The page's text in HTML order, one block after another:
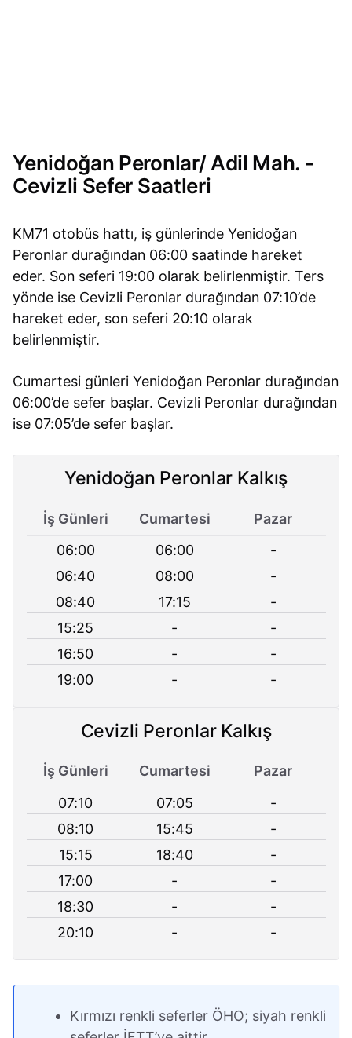
Yenidoğan Peronlar/ Adil Mah. -
Cevizli Sefer Saatleri
KM71 otobüs hattı, iş günlerinde Yenidoğan
Peronlar durağından 06:00 saatinde hareket
eder. Son seferi 19:00 olarak belirlenmiştir. Ters
yönde ise Cevizli Peronlar durağından 07:10’de
hareket eder, son seferi 20:10 olarak
belirlenmiştir.
Cumartesi günleri Yenidoğan Peronlar durağından
06:00’de sefer başlar. Cevizli Peronlar durağından
ise 07:05’de sefer başlar.
Yenidoğan Peronlar Kalkış
İş Günleri Cumartesi
Pazar
06:00
06:00
-
06:40
08:00
-
08:40
17:15
-
15:25
-
-
16:50
-
-
19:00
- -
Cevizli Peronlar Kalkış
İş Günleri Cumartesi
Pazar
07:10
07:05
-
08:10
15:45
-
15:15
18:40
-
17:00
-
-
18:30
-
-
20:10
- -
Kırmızı renkli seferler ÖHO; siyah renkli